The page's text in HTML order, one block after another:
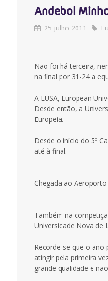
Andebol
25 julho 2011
Não foi há terceira,
na final por 31-24 a
A EUSA, European
Desde então, a
Europeia.
Desde o início do 5º
até à final.
Chegada ao
Também na
Universidade Nova de
Recorde-se que o ano
atingir pela primeira
grande qualidade e